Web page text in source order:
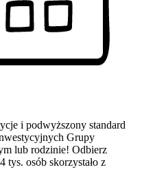
i podwyższony standard
Grupy
lub rodzinie! Odbierz
tys. osób skorzystało z